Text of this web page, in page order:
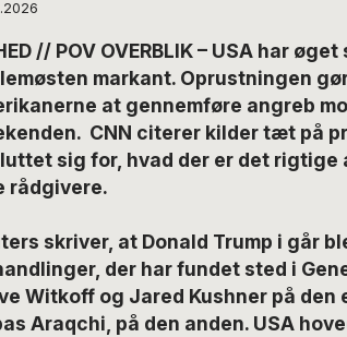
// POV OVERBLIK – USA har
markant. Oprustningen
at gennemføre angreb
CNN citerer kilder tæt på
sig for, hvad der er det rigtige
rådgivere.
skriver, at Donald Trump i går
der har fundet sted i
Witkoff og Jared Kushner på
Araqchi, på den anden. USA